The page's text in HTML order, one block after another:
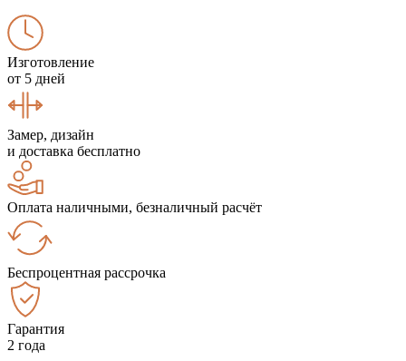
Изготовление
от 5 дней
Замер, дизайн
и доставка бесплатно
Оплата наличными, безналичный расчёт
Беспроцентная рассрочка
Гарантия
2 года